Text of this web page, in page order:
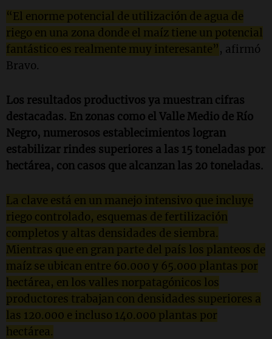
“El enorme potencial de utilización de agua de
riego en una zona donde el maíz tiene un potencial
fantástico es realmente muy interesante”, afirmó
Bravo.
Los resultados productivos ya muestran cifras
destacadas. En zonas como el Valle Medio de Río
Negro, numerosos establecimientos logran
estabilizar rindes superiores a las 15 toneladas por
hectárea, con casos que alcanzan las 20 toneladas.
La clave está en un manejo intensivo que incluye
riego controlado, esquemas de fertilización
completos y altas densidades de siembra.
Mientras que en gran parte del país los planteos de
maíz se ubican entre 60.000 y 65.000 plantas por
hectárea, en los valles norpatagónicos los
productores trabajan con densidades superiores a
las 120.000 e incluso 140.000 plantas por
hectárea.